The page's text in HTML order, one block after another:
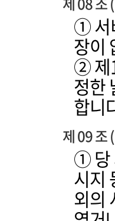
① 서
장이
② 제
정한
합니
제 09 조
① 당
시지
외의